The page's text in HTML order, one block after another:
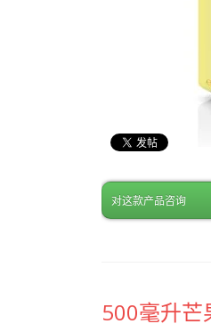
对这款产品咨询
500毫升芒